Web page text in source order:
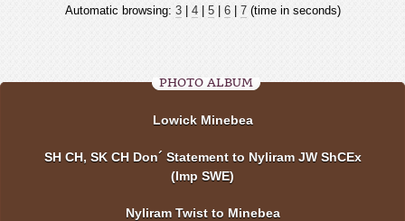
Automatic browsing: 3| 4| 5| 6| 7(time in seconds)
PHOTO ALBUM
Lowick Minebea
SH CH, SK CH Don´ Statement to Nyliram JW ShCEx
(Imp SWE)
Nyliram Twist to Minebea